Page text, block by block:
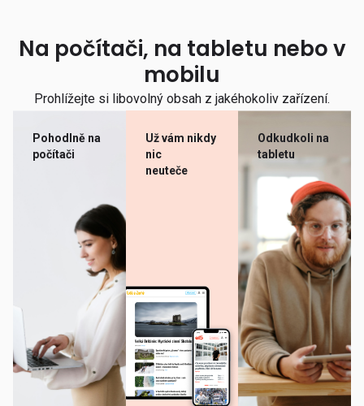
Na počítači, na tabletu nebo v
mobilu
Prohlížejte si libovolný obsah z jakéhokoliv zařízení.
Pohodlně na
počítači
Už vám nikdy
nic
neuteče
Odkudkoli na
tabletu